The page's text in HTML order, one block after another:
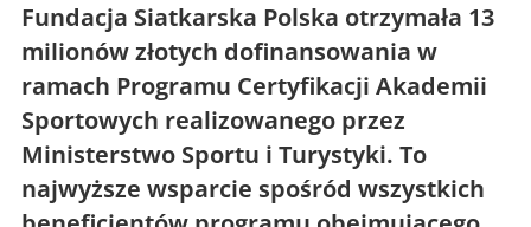
Fundacja Siatkarska Polska otrzymała 13
milionów złotych dofinansowania w
ramach Programu Certyfikacji Akademii
Sportowych realizowanego przez
Ministerstwo Sportu i Turystyki. To
najwyższe wsparcie spośród wszystkich